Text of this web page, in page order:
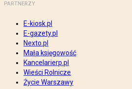
PARTNERZY
E-kiosk.pl
E-gazety.pl
Nexto.pl
Mała księgowość
Kancelarierp.pl
Wieści Rolnicze
Życie Warszawy